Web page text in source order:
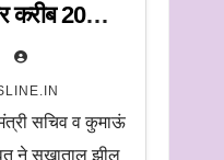
करीब 20
संचालन के
जल्द
सचिव व कुमाऊं
ने सूखाताल झील